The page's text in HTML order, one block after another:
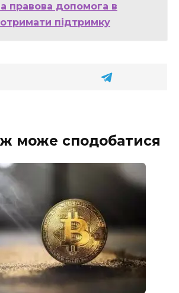
правова допомога в
підтримку
може сподобатися